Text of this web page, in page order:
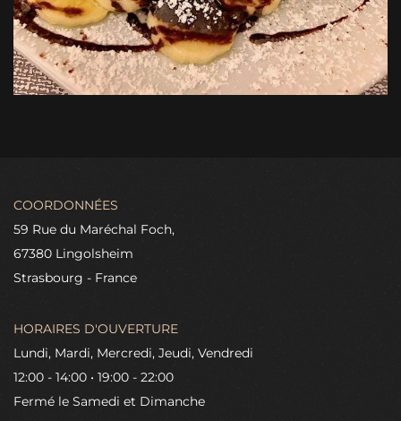
COORDONNÉES
59 Rue du Maréchal Foch,
67380 Lingolsheim
Strasbourg - France
HORAIRES D'OUVERTURE
Lundi, Mardi, Mercredi, Jeudi, Vendredi
12:00 - 14:00 • 19:00 - 22:00
Fermé le Samedi et Dimanche